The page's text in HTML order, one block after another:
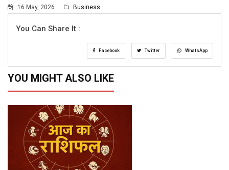
16 May, 2026 Business
You Can Share It :
Facebook Twitter WhatsApp
YOU MIGHT ALSO LIKE